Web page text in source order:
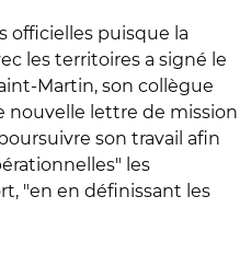
officielles puisque la
les territoires a signé le
Martin, son collègue
nouvelle lettre de mission
son travail afin
les
"en en définissant les